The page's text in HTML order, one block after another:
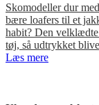
Skomodeller dur
bære loafers til et
habit? Den
tøj, så udtrykket
Læs mere